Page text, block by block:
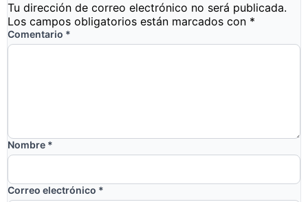
Tu dirección de correo electrónico no será publicada.
Los campos obligatorios están marcados con *
Comentario *
Nombre *
Correo electrónico *